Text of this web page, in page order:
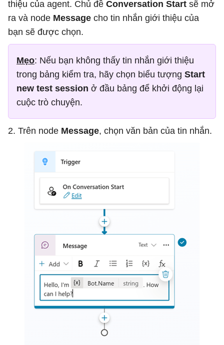
thiệu của agent. Chủ đề Conversation Start sẽ mở
ra và node Message cho tin nhắn giới thiệu của
bạn sẽ được chọn.
Mẹo: Nếu bạn không thấy tin nhắn giới thiệu
trong bảng kiểm tra, hãy chọn biểu tượng Start
new test session ở đầu bảng để khởi động lại
cuộc trò chuyện.
2. Trên node Message, chọn văn bản của tin nhắn.